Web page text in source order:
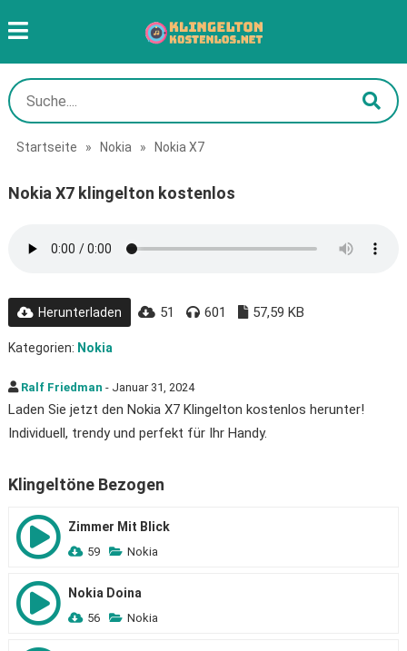
Startseite » Nokia » Nokia X7
Nokia X7 klingelton kostenlos
Herunterladen 51 601 57,59 KB
Kategorien: Nokia
Ralf Friedman - Januar 31, 2024
Laden Sie jetzt den Nokia X7 Klingelton kostenlos herunter!
Individuell, trendy und perfekt für Ihr Handy.
Klingeltöne Bezogen
Zimmer Mit Blick
59 Nokia
Nokia Doina
56 Nokia